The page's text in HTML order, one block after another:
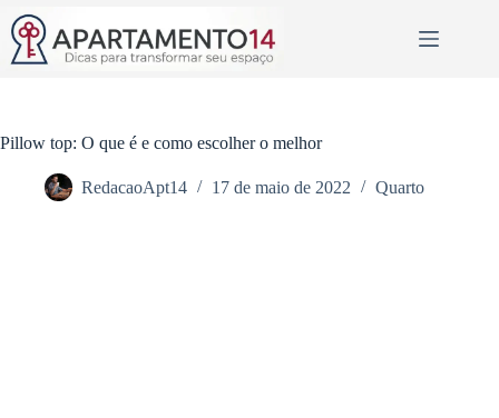
para
conteúdo
Pillow top: O que é e como escolher o melhor
RedacaoApt14 17 de maio de 2022 Quarto